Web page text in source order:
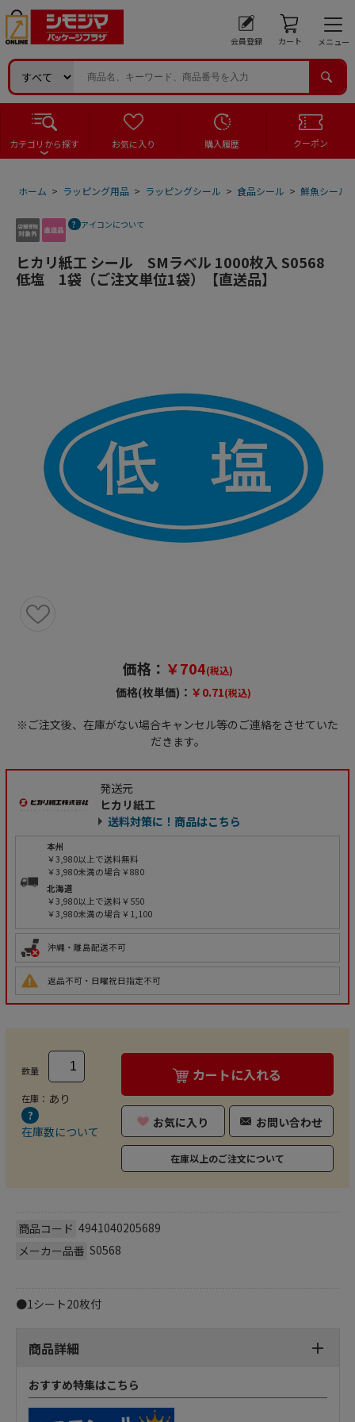
会員登録 カート メニュー
カテゴリから探す お気に入り 購入履歴 クーポン
ホーム > ラッピング用品 > ラッピングシール > 食品シール > 鮮魚シール
アイコンについて
ヒカリ紙工 シール SMラベル 1000枚入 S0568
低塩 1袋（ご注文単位1袋）【直送品】
価格： ￥704(税込)
価格(枚単価)： ￥0.71(税込)
※ご注文後、在庫がない場合キャンセル等のご連絡をさせていた
だきます。
発送元
ヒカリ紙工
送料対策に！商品はこちら
本州
￥3,980以上で送料無料
￥3,980未満の場合￥880
北海道
￥3,980以上で送料￥550
￥3,980未満の場合￥1,100
沖縄・離島配送不可
返品不可・日曜祝日指定不可
数量
在庫： あり
在庫数について
カートに入れる
お気に入り お問い合わせ
在庫以上のご注文について
商品コード 4941040205689
メーカー品番 S0568
●1シート20枚付
商品詳細
おすすめ特集はこちら